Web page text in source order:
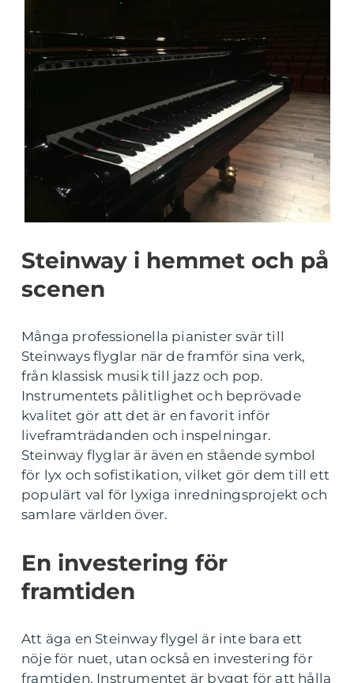
Steinway i hemmet och på
scenen
Många professionella pianister svär till
Steinways flyglar när de framför sina verk,
från klassisk musik till jazz och pop.
Instrumentets pålitlighet och beprövade
kvalitet gör att det är en favorit inför
liveframträdanden och inspelningar.
Steinway flyglar är även en stående symbol
för lyx och sofistikation, vilket gör dem till ett
populärt val för lyxiga inredningsprojekt och
samlare världen över.
En investering för
framtiden
Att äga en Steinway flygel är inte bara ett
nöje för nuet, utan också en investering för
framtiden. Instrumentet är byggt för att hålla